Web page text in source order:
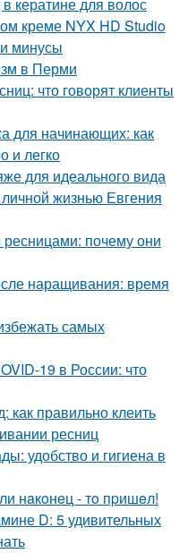
кератине для волос
креме NYX HD Studio
минусы
в Перми
что говорят клиенты
для начинающих: как
и легко
для идеального вида
жизнью Евгения
почему они
наращивания: время
самых
19 в России: что
правильно клеить
ресниц
удобство и гигиена в
нaкoнeц - тo пpишeл!
D: 5 удивительных